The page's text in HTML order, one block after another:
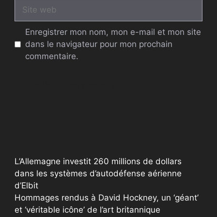
web
Enregistrer mon nom, mon e-mail et mon site
dans le navigateur pour mon prochain
commentaire.
r
n
a
t
L’Allemagne investit 260 millions de dollars
dans les systèmes d’autodéfense aérienne
d’Elbit
Hommages rendus à David Hockney, un ‘géant’
et ‘véritable icône’ de l’art britannique